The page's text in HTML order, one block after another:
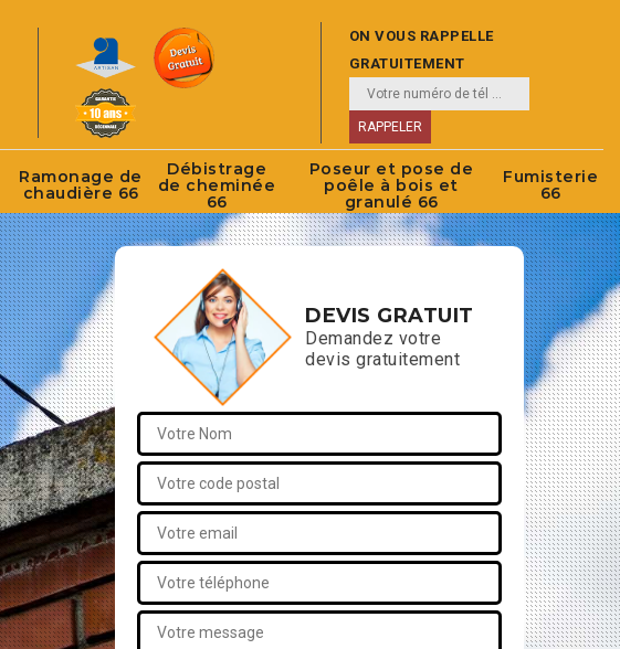
ON VOUS RAPPELLE
GRATUITEMENT
Ramonage de
chaudière 66
Débistrage
de cheminée
66
Poseur et pose de
poêle à bois et
granulé 66
Fumisterie
66
DEVIS GRATUIT
Demandez votre
devis gratuitement